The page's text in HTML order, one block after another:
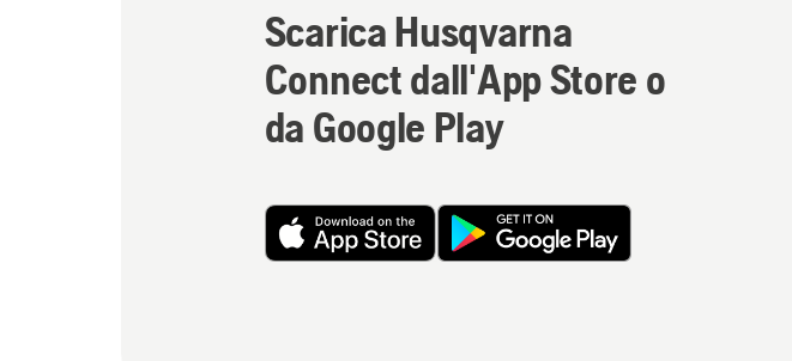
Scarica Husqvarna
Connect dall'App Store o
da Google Play